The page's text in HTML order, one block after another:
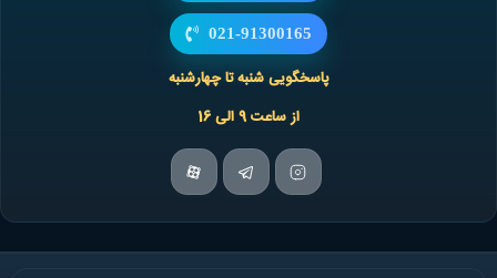
021-91300165
پاسخگویی شنبه تا چهارشنبه
از ساعت 9 الی 16